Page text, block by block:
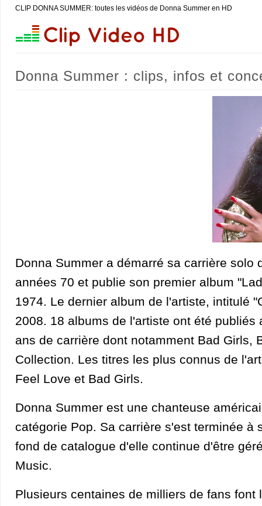
CLIP DONNA SUMMER: toutes les vidéos de Donna Summer en HD
Donna Summer : clips, infos et
Donna Summer a démarré sa carrière solo
années 70 et publie son premier album
1974. Le dernier album de l'artiste, intitulé
2008. 18 albums de l'artiste ont été publiés
ans de carrière dont notamment Bad Girls,
Collection. Les titres les plus connus de
Feel Love et Bad Girls.
Donna Summer est une chanteuse
catégorie Pop. Sa carrière s'est terminée à
fond de catalogue d'elle continue d'être
Music.
Plusieurs centaines de milliers de fans font